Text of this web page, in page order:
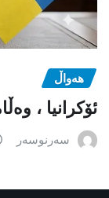
هەواڵ
ئۆکرانیا ،
سەرنوسەر